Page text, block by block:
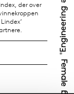
der over